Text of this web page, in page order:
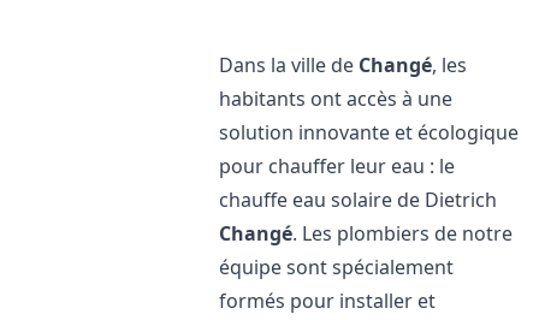
Dans la ville de Changé, les
habitants ont accès à une
solution innovante et écologique
pour chauffer leur eau : le
chauffe eau solaire de Dietrich
Changé. Les plombiers de notre
équipe sont spécialement
formés pour installer et